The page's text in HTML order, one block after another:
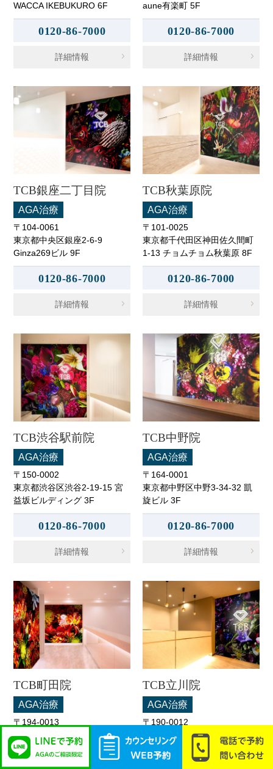
WACCA IKEBUKURO 6F
0120-86-7000
詳細情報
aune有楽町 5F
0120-86-7000
詳細情報
TCB銀座二丁目院
AGA治療
〒104-0061
東京都中央区銀座2-6-9
Ginza269ビル 9F
0120-86-7000
詳細情報
TCB秋葉原院
AGA治療
〒101-0025
東京都千代田区神田佐久間町
1-13 チョムチョム秋葉原 8F
0120-86-7000
詳細情報
TCB渋谷駅前院
AGA治療
〒150-0002
東京都渋谷区渋谷2-19-15 宮
益坂ビルディング 3F
0120-86-7000
詳細情報
TCB中野院
AGA治療
〒164-0001
東京都中野区中野3-34-32 凱
旋ビル 3F
0120-86-7000
詳細情報
TCB町田院
AGA治療
〒194-0013
東京都町田市原町田6-3-3 町
映ビル 5F
TCB立川院
AGA治療
〒190-0012
東京都立川市曙町2-11-2 フロ
ム中武 6F